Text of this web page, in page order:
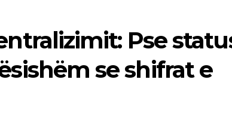
Pse
se shifrat e